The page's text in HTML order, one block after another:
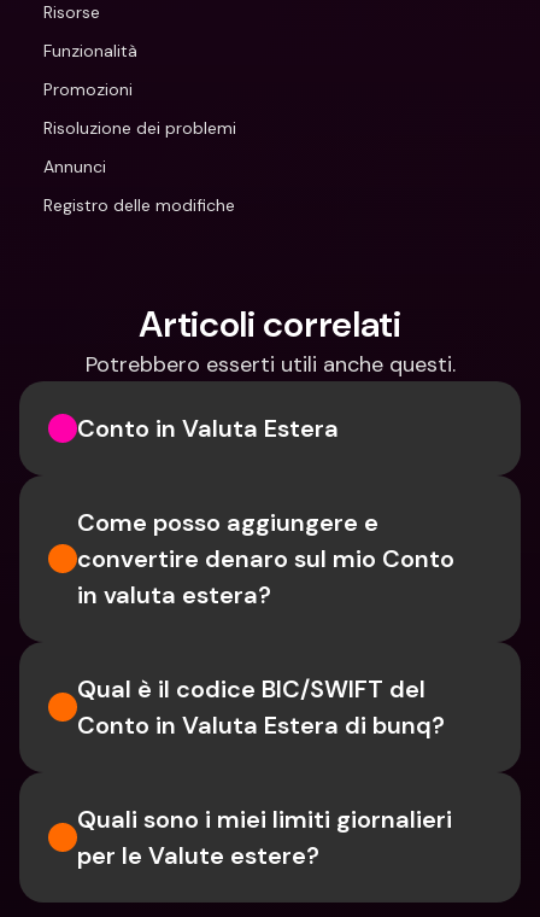
Risorse
Funzionalità
Promozioni
Risoluzione dei problemi
Annunci
Registro delle modifiche
Articoli correlati
Potrebbero esserti utili anche questi.
Conto in Valuta Estera
Come posso aggiungere e
convertire denaro sul mio Conto
in valuta estera?
Qual è il codice BIC/SWIFT del
Conto in Valuta Estera di bunq?
Quali sono i miei limiti giornalieri
per le Valute estere?